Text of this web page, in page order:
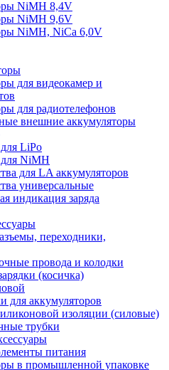
NiMH 8,4V
NiMH 9,6V
NiMH, NiCa 6,0V
для видеокамер и
для радиотелефонов
внешние аккумуляторы
LiPo
для NiMH
для LA аккумуляторов
универсальные
индикация заряда
переходники,
провода и колодки
(косичка)
для аккумуляторов
изоляции (силовые)
трубки
питания
в промышленной упаковке